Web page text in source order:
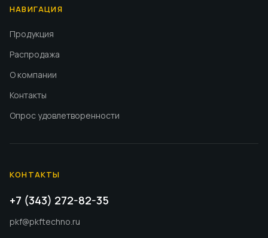
НАВИГАЦИЯ
Продукция
Распродажа
О компании
Контакты
Опрос удовлетворенности
КОНТАКТЫ
+7 (343) 272-82-35
pkf@pkftechno.ru